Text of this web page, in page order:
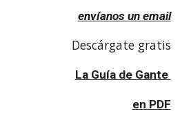
envíanos un email
Descárgate gratis
La Guía de Gante
en PDF